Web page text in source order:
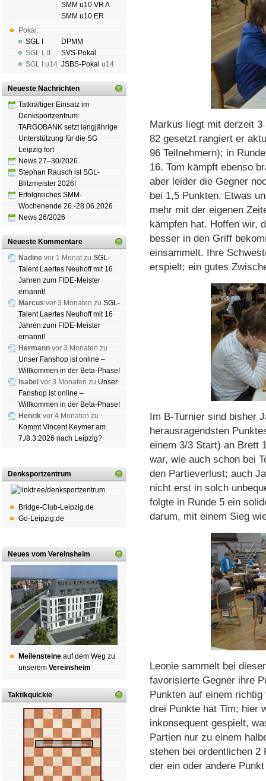
Pokal:
SGL I
SGL I ,
SGL I
u14
SMM u10 VR A
SMM u10 ER
DPMM
SVS-Pokal
JSBS-Pokal u14
Neueste Nachrichten
Tatkräftiger Einsatz im
Denksportzentrum:
TARGOBANK setzt langjährige
Unterstützung für die SG
Leipzig fort
News 27–30/2026
Stephan Rausch ist SGL-
Blitzmeister 2026!
Erfolgreiches SMM-
Wochenende 26.-28.06.2026
News 26/2026
Neueste Kommentare
Nadine vor 1 Monat zu SGL-
Talent Laertes Neuhoff mit 16
Jahren zum FIDE-Meister
ernannt!
Marcus vor 3 Monaten zu SGL-
Talent Laertes Neuhoff mit 16
Jahren zum FIDE-Meister
ernannt!
Hermann vor 3 Monaten zu
Unser Fanshop ist online –
Willkommen in der Beta-Phase!
Isabel vor 3 Monaten zu Unser
Fanshop ist online –
Willkommen in der Beta-Phase!
Henrik vor 4 Monaten zu
Kommt Vincent Keymer am
7./8.3.2026 nach Leipzig?
Denksportzentrum
Bridge-Club-Leipzig.de
Go-Leipzig.de
Neues vom Vereinsheim
Mei­len­stei­ne auf dem Weg zu
un­se­rem Ver­eins­heim
Taktikquickie
Markus liegt mit derzeit
82 gesetzt rangiert er
96 Teilnehmern); in
16. Tom kämpft ebenso
aber leider die Gegner
bei 1,5 Punkten. Etwas
mehr mit der eigenen
kämpfen hat. Hoffen wir,
besser in den Griff
einsammelt. Ihre
erspielt; ein gutes
Im B-Turnier sind bisher
herausragendsten
einem 3/3 Start) an Brett
war, wie auch schon bei
den Partieverlust; auch
nicht erst in solch
folgte in Runde 5 ein
darum, mit einem Sieg
Leonie sammelt bei
favorisierte Gegner ihre
Punkten auf einem
drei Punkte hat Tim; hier
inkonsequent gespielt,
Partien nur zu einem
stehen bei ordentlichen 2
der ein oder andere